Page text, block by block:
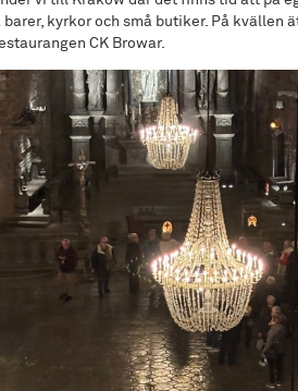
kyrkor och små butiker. På kvällen
CK Browar.